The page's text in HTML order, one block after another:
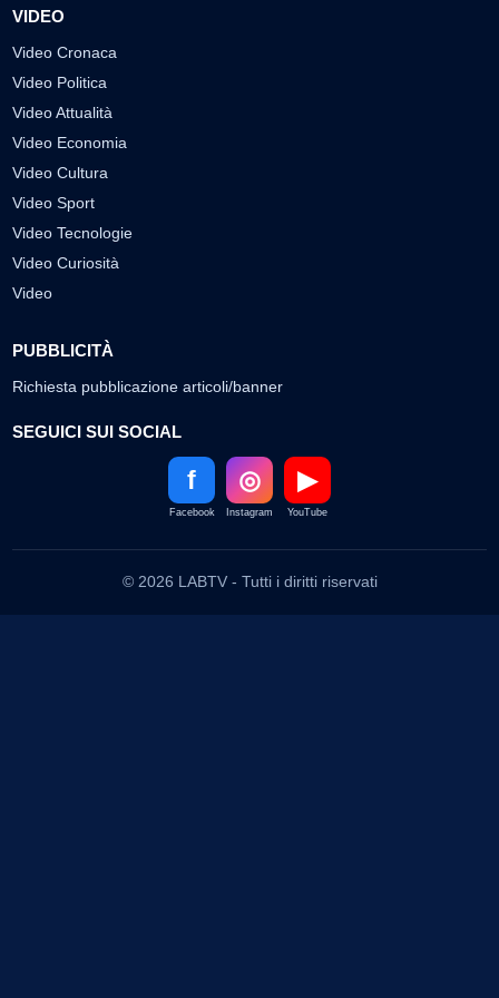
VIDEO
Video Cronaca
Video Politica
Video Attualità
Video Economia
Video Cultura
Video Sport
Video Tecnologie
Video Curiosità
Video
PUBBLICITÀ
Richiesta pubblicazione articoli/banner
SEGUICI SUI SOCIAL
f
Facebook
◎
Instagram
▶
YouTube
© 2026 LABTV - Tutti i diritti riservati